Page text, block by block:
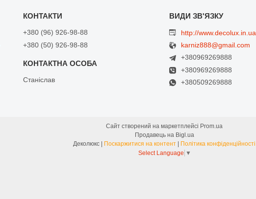
+380 (96) 926-98-88
+380 (50) 926-98-88
Станіслав
http://www.decolux.in.ua
karniz888@gmail.com
+380969269888
+380969269888
+380509269888
Сайт створений на маркетплейсі Prom.ua
Продавець на Bigl.ua
Поскаржитися на контент
Політика конфіденційності
Select Language ▼